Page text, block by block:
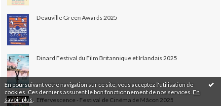
En poursuivant votre navigation sur ce site, vous acceptez l'utilisation de
cookies. Ces derniers assurent le bon fonctionnement de nos services. En
savoir plus
Deauville Green Awards 2025
Dinard Festival du Film Britannique et Irlandais 2025
Effervescence - Festival de Cinéma de Mâcon 2025